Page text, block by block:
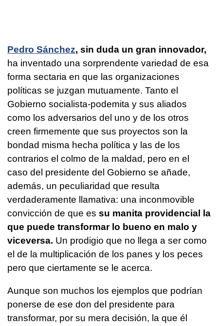
Pedro Sánchez, sin duda un gran innovador,
ha inventado una sorprendente variedad de esa
forma sectaria en que las organizaciones
políticas se juzgan mutuamente. Tanto el
Gobierno socialista-podemita y sus aliados
como los adversarios del uno y de los otros
creen firmemente que sus proyectos son la
bondad misma hecha política y las de los
contrarios el colmo de la maldad, pero en el
caso del presidente del Gobierno se añade,
además, un peculiaridad que resulta
verdaderamente llamativa: una inconmovible
convicción de que es su manita providencial la
que puede transformar lo bueno en malo y
viceversa. Un prodigio que no llega a ser como
el de la multiplicación de los panes y los peces
pero que ciertamente se le acerca.
Aunque son muchos los ejemplos que podrían
ponerse de ese don del presidente para
transformar, por su mera decisión, la que él